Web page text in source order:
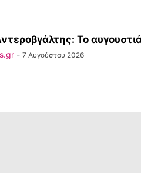
To
- 7 Αυγούστου 2026